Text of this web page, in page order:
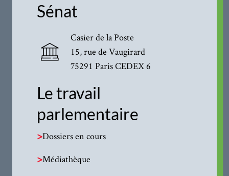
Sénat
Casier de la Poste
15, rue de Vaugirard
75291 Paris CEDEX 6
Le travail
parlementaire
>Dossiers en cours
>Médiathèque